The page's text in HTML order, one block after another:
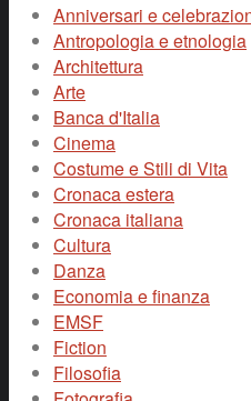
Anniversari e
Antropologia e etnologia
Architettura
Arte
Banca d'Italia
Cinema
Costume e Stili di Vita
Cronaca estera
Cronaca italiana
Cultura
Danza
Economia e finanza
EMSF
Fiction
Filosofia